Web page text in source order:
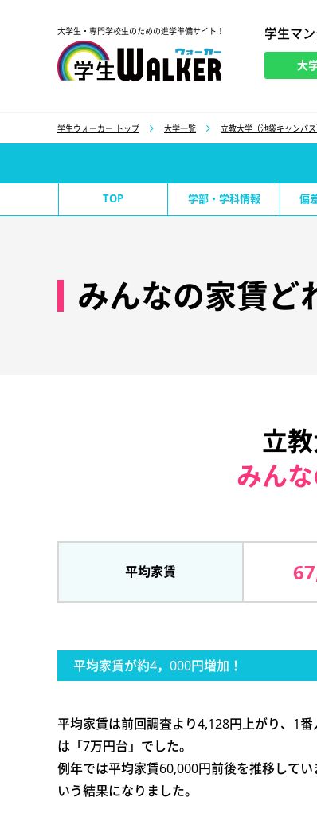
大学生・専門学校生のための進学準備サイト！ 学生マ
大
学生ウォーカー トップ 大学一覧 立教大学（池袋キャンパス
TOP 学部・学科情報 偏
みんなの家賃ど
立
みん
平均家賃
平均家賃が約4，000円増加！
平均家賃は前回調査より4,128円上がり、1
は「7万円台」でした。
例年では平均家賃60,000円前後を推移して
いう結果になりました。